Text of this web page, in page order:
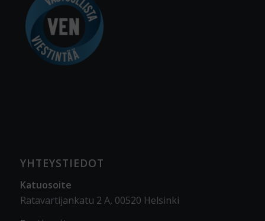
YHTEYSTIEDOT
Katuosoite
Ratavartijankatu 2 A, 00520 Helsinki